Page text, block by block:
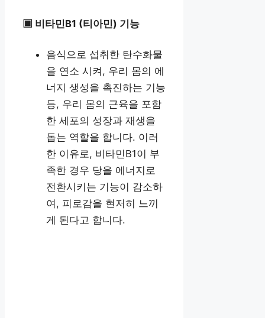
▣ 비타민B1 (티아민) 기능
음식으로 섭취한 탄수화물
을 연소 시켜, 우리 몸의 에
너지 생성을 촉진하는 기능
등, 우리 몸의 근육을 포함
한 세포의 성장과 재생을
돕는 역할을 합니다. 이러
한 이유로, 비타민B1이 부
족한 경우 당을 에너지로
전환시키는 기능이 감소하
여, 피로감을 현저히 느끼
게 된다고 합니다.